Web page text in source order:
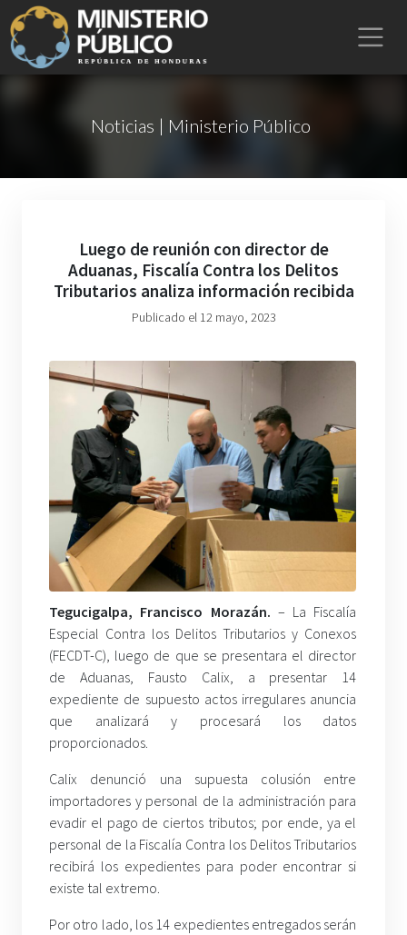
Noticias | Ministerio Público
Luego de reunión con director de
Aduanas, Fiscalía Contra los Delitos
Tributarios analiza información recibida
Publicado el 12 mayo, 2023
Tegucigalpa, Francisco Morazán. – La Fiscalía
Especial Contra los Delitos Tributarios y Conexos
(FECDT-C), luego de que se presentara el director
de Aduanas, Fausto Calix, a presentar 14
expediente de supuesto actos irregulares anuncia
que analizará y procesará los datos
proporcionados.
Calix denunció una supuesta colusión entre
importadores y personal de la administración para
evadir el pago de ciertos tributos; por ende, ya el
personal de la Fiscalía Contra los Delitos Tributarios
recibirá los expedientes para poder encontrar si
existe tal extremo.
Por otro lado, los 14 expedientes entregados serán